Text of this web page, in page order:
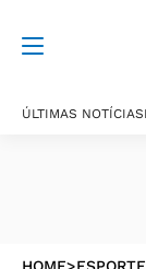
ÚLTIMAS NOTÍCIAS